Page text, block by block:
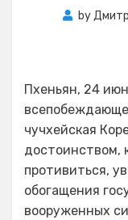
by
Пхеньян, 24
чучхейская
достоинством,
противиться,
обогащения
вооруженных